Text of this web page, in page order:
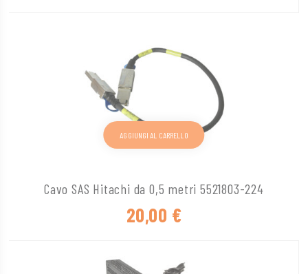
Cavo SAS Hitachi da 0,5 metri 5521803-224
20,00 €
AGGIUNGI AL CARRELLO